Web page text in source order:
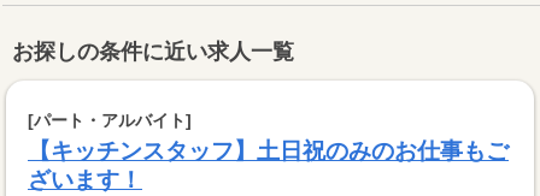
お探しの条件に近い求人一覧
[パート・アルバイト]
【キッチンスタッフ】土日祝のみのお仕事もご
ざいます！